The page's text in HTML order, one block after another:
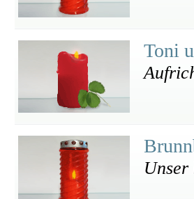
Toni